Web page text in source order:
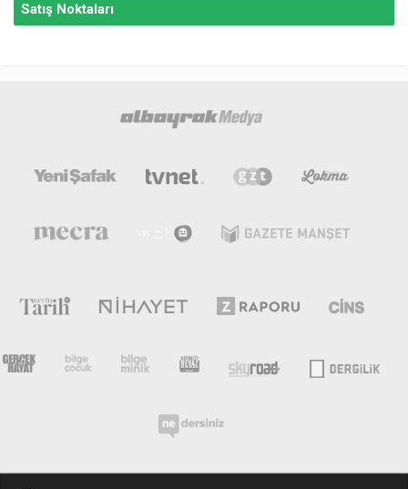
Satış Noktaları